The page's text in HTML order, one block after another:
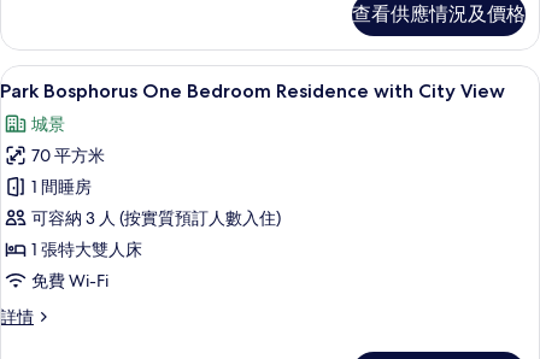
View
的
相
片
Residence
with
City
詳
情
查看供應情況及價格
載
入
所
有
Park
Bosphorus
One
Bedroom
Residence
Park Bosphorus One Bedroom
6
Park Bosphorus One Bedroom Residence with City View
城景
70 平方米
1 間睡房
可容納 3 人 (按實質預訂人數入住)
1 張特大雙人床
免費 Wi-Fi
詳情
Park